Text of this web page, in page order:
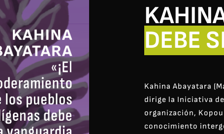
DEBE
Kahina Abayatara
dirige la Iniciativa
organización,
conocimiento